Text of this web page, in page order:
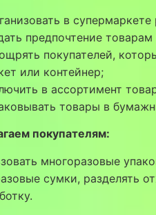
в
предпочтение
покупателей,
или контейнер;
в ассортимент
товары в
покупателям:
многоразовые
сумки, разделять